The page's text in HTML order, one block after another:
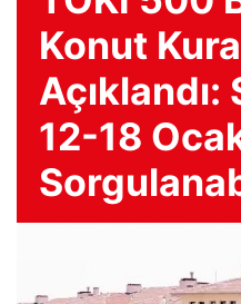
Konut
12-18